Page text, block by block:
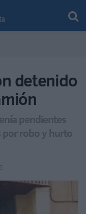
detenido
pendientes
por robo y hurto